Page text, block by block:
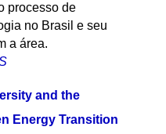
processo de
no Brasil e seu
a área.
and the
Energy Transition